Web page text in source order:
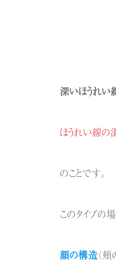
深いほうれい
ほうれい線の
のことです。
このタイプの
顔の構造（